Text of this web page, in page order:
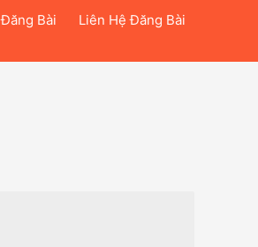
Đăng Bài Liên Hệ Đăng Bài